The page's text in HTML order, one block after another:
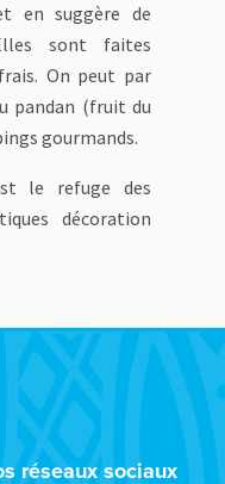
en suggère de
sont faites
On peut par
pandan (fruit du
gourmands.
le refuge des
décoration
réseaux sociaux